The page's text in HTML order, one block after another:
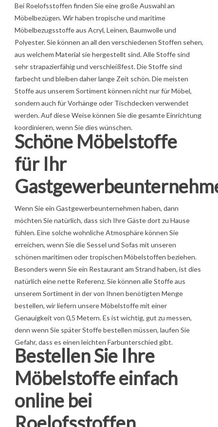
Bei Roelofsstoffen finden Sie eine große Auswahl an
Möbelbezügen. Wir haben tropische und maritime
Möbelbezugsstoffe aus Acryl, Leinen, Baumwolle und
Polyester. Sie können an all den verschiedenen Stoffen sehen,
aus welchem Material sie hergestellt sind. Alle Stoffe sind
sehr strapazierfähig und verschleißfest. Die Stoffe sind
farbecht und bleiben daher lange Zeit schön. Die meisten
Stoffe aus unserem Sortiment können nicht nur für Möbel,
sondern auch für Vorhänge oder Tischdecken verwendet
werden. Auf diese Weise können Sie die gesamte Einrichtung
koordinieren, wenn Sie dies wünschen.
Schöne Möbelstoffe
für Ihr
Wenn Sie ein Gastgewerbeunternehmen haben, dann
möchten Sie natürlich, dass sich Ihre Gäste dort zu Hause
fühlen. Eine solche wohnliche Atmosphäre können Sie
erreichen, wenn Sie die Sessel und Sofas mit unseren
schönen maritimen oder tropischen Möbelstoffen beziehen.
Besonders wenn Sie ein Restaurant am Strand haben, ist dies
natürlich eine nette Referenz. Sie können alle Stoffe aus
unserem Sortiment in der von Ihnen benötigten Menge
bestellen, wir liefern unsere Möbelstoffe mit einer
Genauigkeit von 0,5 Metern. Es ist wichtig, gut zu messen,
denn wenn Sie später Stoffe bestellen müssen, laufen Sie
Gefahr, dass es einen leichten Farbunterschied gibt.
Bestellen Sie Ihre
Möbelstoffe einfach
online bei